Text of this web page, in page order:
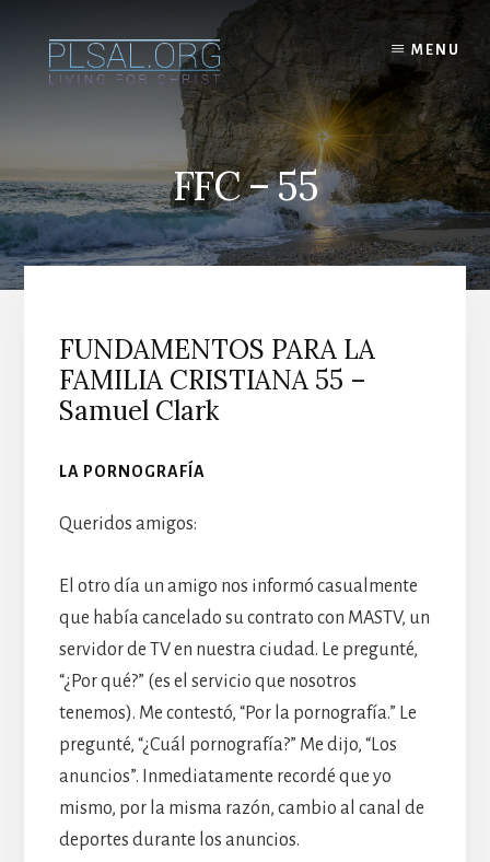
content
MENU
FFC – 55
FUNDAMENTOS PARA LA
FAMILIA CRISTIANA 55 –
Samuel Clark
LA PORNOGRAFÍA
Queridos amigos:
El otro día un amigo nos informó casualmente
que había cancelado su contrato con MASTV, un
servidor de TV en nuestra ciudad. Le pregunté,
“¿Por qué?” (es el servicio que nosotros
tenemos). Me contestó, “Por la pornografía.” Le
pregunté, “¿Cuál pornografía?” Me dijo, “Los
anuncios”. Inmediatamente recordé que yo
mismo, por la misma razón, cambio al canal de
deportes durante los anuncios.